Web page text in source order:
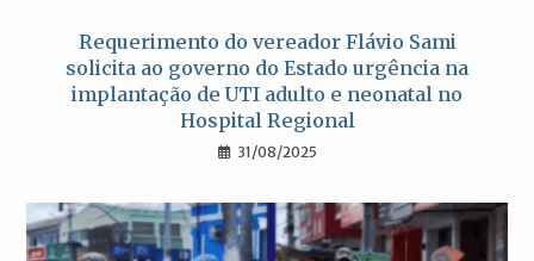
Requerimento do vereador Flávio Sami
solicita ao governo do Estado urgência na
implantação de UTI adulto e neonatal no
Hospital Regional
31/08/2025